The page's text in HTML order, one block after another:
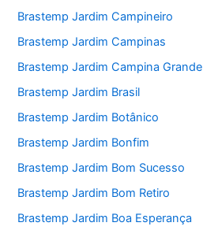
Brastemp Jardim Campineiro
Brastemp Jardim Campinas
Brastemp Jardim Campina Grande
Brastemp Jardim Brasil
Brastemp Jardim Botânico
Brastemp Jardim Bonfim
Brastemp Jardim Bom Sucesso
Brastemp Jardim Bom Retiro
Brastemp Jardim Boa Esperança